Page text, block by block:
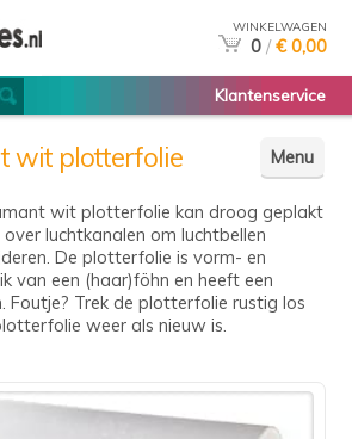
WINKELWAGEN
0 / € 0,00
Klantenservice
Menu
wit plotterfolie
wit plotterfolie kan droog geplakt
luchtkanalen om luchtbellen
De plotterfolie is vorm- en
van een (haar)föhn en heeft een
Foutje? Trek de plotterfolie rustig los
weer als nieuw is.